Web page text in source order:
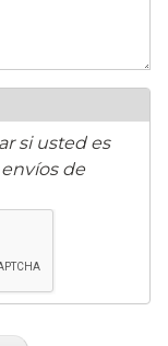
si usted es
de